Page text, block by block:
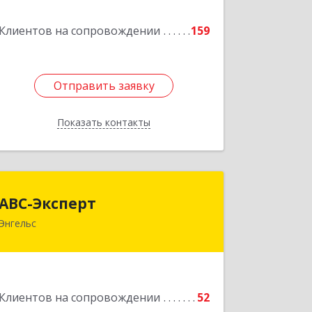
Клиентов на сопровождении 159
Отправить заявку
Показать контакты
Подробнее
Отправить заявку
Назад
Эксперт
Энгельс
Клиентов на сопровождении
52
413105, Саратовская обл, Энгельс г,